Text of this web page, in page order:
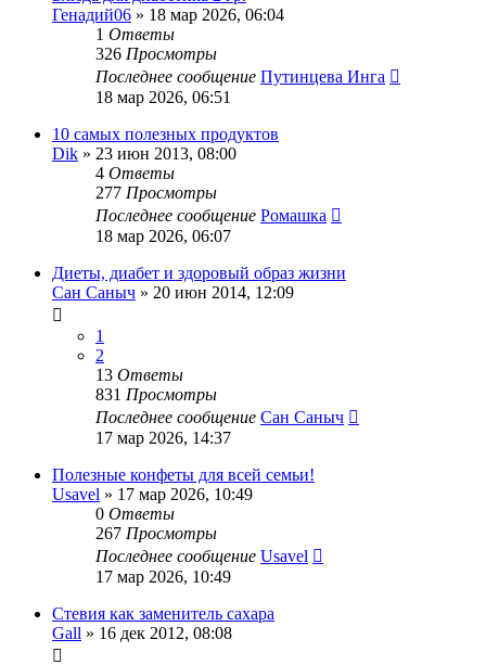
Генадий06 » 18 мар 2026, 06:04
1 Ответы
326 Просмотры
Последнее сообщение Путинцева Инга
18 мар 2026, 06:51
10 самых полезных продуктов
Dik » 23 июн 2013, 08:00
4 Ответы
277 Просмотры
Последнее сообщение Ромашка
18 мар 2026, 06:07
Диеты, диабет и здоровый образ жизни
Сан Саныч » 20 июн 2014, 12:09
1
2
13 Ответы
831 Просмотры
Последнее сообщение Сан Саныч
17 мар 2026, 14:37
Полезные конфеты для всей семьи!
Usavel » 17 мар 2026, 10:49
0 Ответы
267 Просмотры
Последнее сообщение Usavel
17 мар 2026, 10:49
Стевия как заменитель сахара
Gall » 16 дек 2012, 08:08